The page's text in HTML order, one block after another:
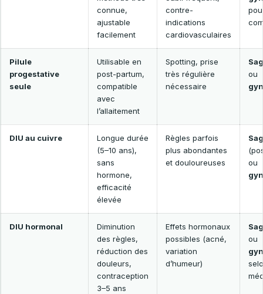
connue,
ajustable
facilement
contre-
indications
cardiovasculaires
Pilule
progestative
seule
Utilisable en
post-partum,
compatible
avec
l’allaitement
Spotting, prise
très régulière
nécessaire
ou
DIU au cuivre
Longue durée
(5–10 ans),
sans
hormone,
efficacité
élevée
Règles parfois
plus abondantes
et douloureuses
ou
DIU hormonal
Diminution
des règles,
réduction des
douleurs,
contraception
3–5 ans
Effets hormonaux
possibles (acné,
variation
d’humeur)
ou